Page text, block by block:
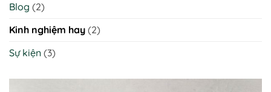
Blog (2)
Kinh nghiệm hay (2)
Sự kiện (3)